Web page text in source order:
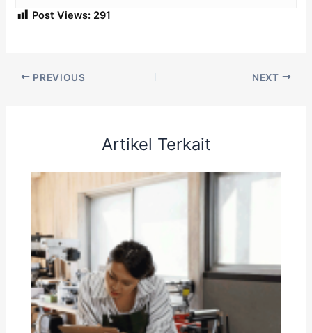
Post Views: 291
PREVIOUS NEXT
Artikel Terkait